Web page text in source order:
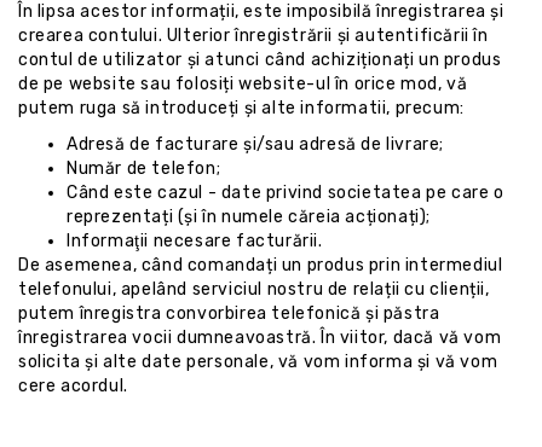
În lipsa acestor informații, este imposibilă înregistrarea și
crearea contului. Ulterior înregistrării și autentificării în
contul de utilizator și atunci când achiziționați un produs
de pe website sau folosiți website-ul în orice mod, vă
putem ruga să introduceți și alte informatii, precum:
Adresă de facturare și/sau adresă de livrare;
Număr de telefon;
Când este cazul - date privind societatea pe care o
reprezentați (și în numele căreia acționați);
Informaţii necesare facturării.
De asemenea, când comandați un produs prin intermediul
telefonului, apelând serviciul nostru de relații cu clienții,
putem înregistra convorbirea telefonică și păstra
înregistrarea vocii dumneavoastră. În viitor, dacă vă vom
solicita și alte date personale, vă vom informa și vă vom
cere acordul.